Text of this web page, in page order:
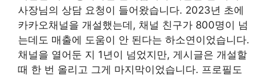
사장님의 상담 요청이 들어왔습니다. 2023년 초에
카카오채널을 개설했는데, 채널 친구가 800명이 넘
는데도 매출에 도움이 안 된다는 하소연이었습니다.
채널을 열어둔 지 1년이 넘었지만, 게시글은 개설할
때 한 번 올리고 그게 마지막이었습니다. 프로필도